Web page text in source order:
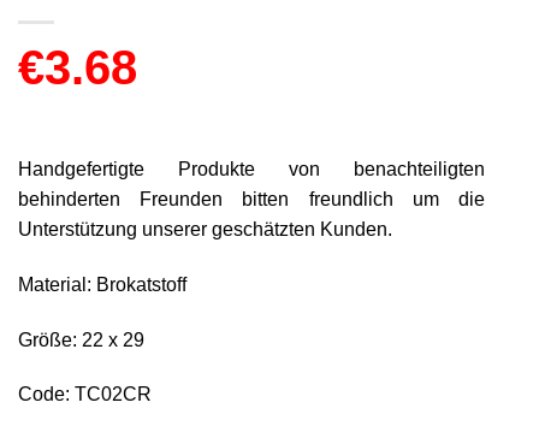
€3.68
Handgefertigte Produkte von benachteiligten
behinderten Freunden bitten freundlich um die
Unterstützung unserer geschätzten Kunden.
Material: Brokatstoff
Größe: 22 x 29
Code: TC02CR